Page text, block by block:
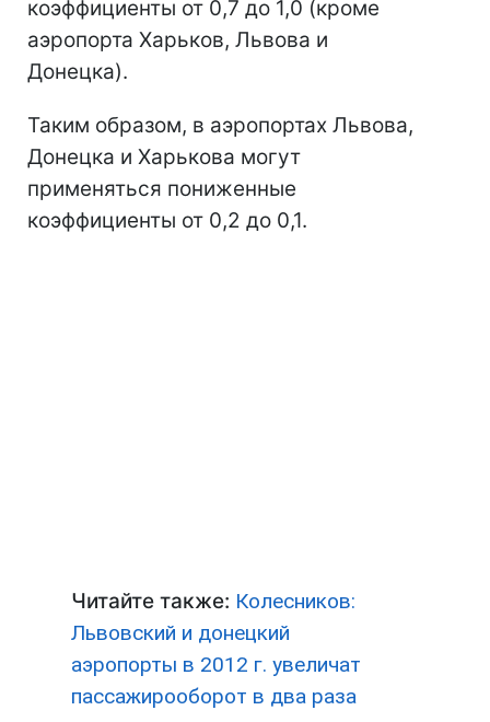
коэффициенты от 0,7 до 1,0 (кроме
аэропорта Харьков, Львова и
Донецка).
Таким образом, в аэропортах Львова,
Донецка и Харькова могут
применяться пониженные
коэффициенты от 0,2 до 0,1.
Читайте также: Колесников:
Львовский и донецкий
аэропорты в 2012 г. увеличат
пассажирооборот в два раза